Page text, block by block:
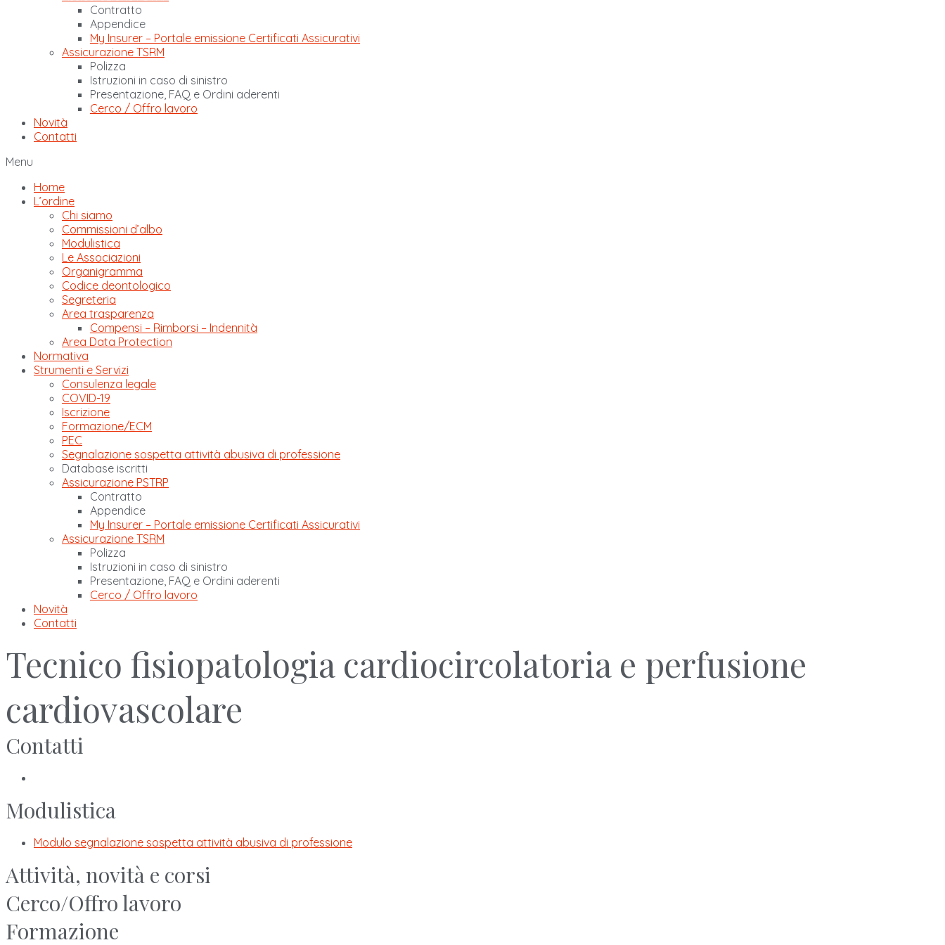
Contratto
Appendice
My Insurer – Portale emissione Certificati Assicurativi
Assicurazione TSRM
Polizza
Istruzioni in caso di sinistro
Presentazione, FAQ e Ordini aderenti
Cerco / Offro lavoro
Novità
Contatti
Menu
Home
L’ordine
Chi siamo
Commissioni d’albo
Modulistica
Le Associazioni
Organigramma
Codice deontologico
Segreteria
Area trasparenza
Compensi – Rimborsi – Indennità
Area Data Protection
Normativa
Strumenti e Servizi
Consulenza legale
COVID-19
Iscrizione
Formazione/ECM
PEC
Segnalazione sospetta attività abusiva di professione
Database iscritti
Assicurazione PSTRP
Contratto
Appendice
My Insurer – Portale emissione Certificati Assicurativi
Assicurazione TSRM
Polizza
Istruzioni in caso di sinistro
Presentazione, FAQ e Ordini aderenti
Cerco / Offro lavoro
Novità
Contatti
Tecnico fisiopatologia cardiocircolatoria e perfusione
cardiovascolare
Contatti
Modulistica
Modulo segnalazione sospetta attività abusiva di professione
Attività, novità e corsi
Cerco/Offro lavoro
Formazione